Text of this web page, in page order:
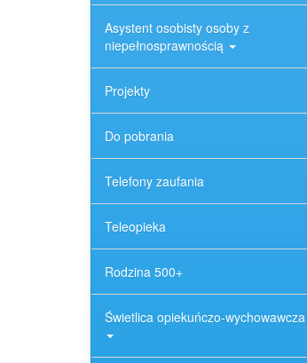
Asystent osobisty osoby z
niepełnosprawnością
Projekty
Do pobrania
Telefony zaufania
Teleopieka
Rodzina 500+
Świetlica opiekuńczo-wychowawcza